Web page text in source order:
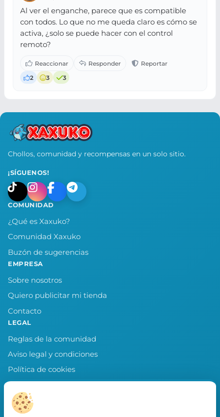
Al ver el enganche, parece que es compatible
con todos. Lo que no me queda claro es cómo se
activa, ¿solo se puede hacer con el control
remoto?
2 3 3
Chollos, comunidad y recompensas en un solo sitio.
¡SÍGUENOS!
COMUNIDAD
¿Qué es Xaxuko?
Comunidad Xaxuko
Buzón de sugerencias
EMPRESA
Sobre nosotros
Quiero publicitar mi tienda
Contacto
LEGAL
Reglas de la comunidad
Aviso legal y condiciones
Política de cookies
Política de privacidad
Preferencias de cookies